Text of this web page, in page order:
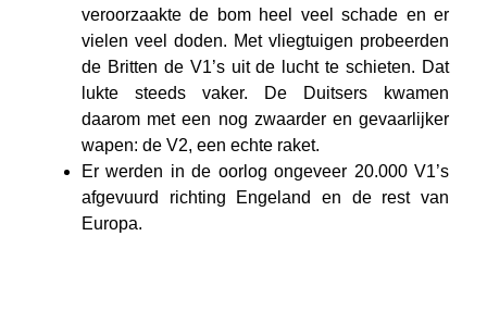
veroorzaakte de bom heel veel schade en er
vielen veel doden. Met vliegtuigen probeerden
de Britten de V1’s uit de lucht te schieten. Dat
lukte steeds vaker. De Duitsers kwamen
daarom met een nog zwaarder en gevaarlijker
wapen: de V2, een echte raket.
Er werden in de oorlog ongeveer 20.000 V1’s
afgevuurd richting Engeland en de rest van
Europa.